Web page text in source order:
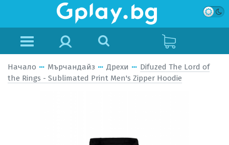
Начало Мърчандайз Дрехи
Difuzed The Lord of
the Rings - Sublimated Print Men's Zipper Hoodie